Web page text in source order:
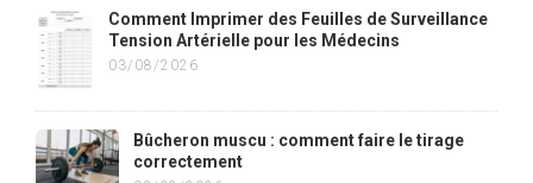
Comment Imprimer des Feuilles de Surveillance
Tension Artérielle pour les Médecins
03/08/2026
Bûcheron muscu : comment faire le tirage
correctement